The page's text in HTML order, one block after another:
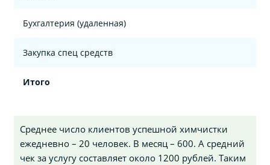
Бухгалтерия (удаленная)
Закупка спец средств
Итого
Среднее число клиентов успешной химчистки
ежедневно – 20 человек. В месяц – 600. А средний
чек за услугу составляет около 1200 рублей. Таким